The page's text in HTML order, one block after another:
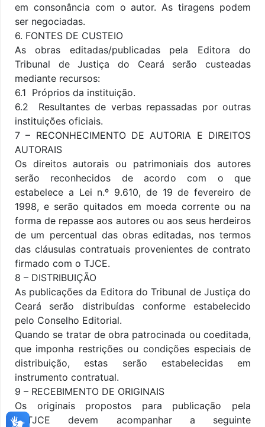
em consonância com o autor. As tiragens podem
ser negociadas.
6. FONTES DE CUSTEIO
As obras editadas/publicadas pela Editora do
Tribunal de Justiça do Ceará serão custeadas
mediante recursos:
6.1  Próprios da instituição.
6.2  Resultantes de verbas repassadas por outras
instituições oficiais.
7 – RECONHECIMENTO DE AUTORIA E DIREITOS
AUTORAIS
Os direitos autorais ou patrimoniais dos autores
serão reconhecidos de acordo com o que
estabelece a Lei n.º 9.610, de 19 de fevereiro de
1998, e serão quitados em moeda corrente ou na
forma de repasse aos autores ou aos seus herdeiros
de um percentual das obras editadas, nos termos
das cláusulas contratuais provenientes de contrato
firmado com o TJCE.
8 – DISTRIBUIÇÃO
As publicações da Editora do Tribunal de Justiça do
Ceará serão distribuídas conforme estabelecido
pelo Conselho Editorial.
Quando se tratar de obra patrocinada ou coeditada,
que imponha restrições ou condições especiais de
distribuição, estas serão estabelecidas em
instrumento contratual.
9 – RECEBIMENTO DE ORIGINAIS
Os originais propostos para publicação pela
EdTJCE devem acompanhar a seguinte